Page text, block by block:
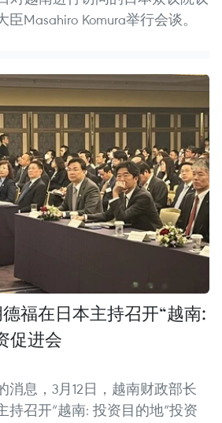
Masahiro Komura举行会谈。
福在日本主持召开“越南:
促进会
消息，3月12日，越南财政部长
持召开“越南: 投资目的地”投资